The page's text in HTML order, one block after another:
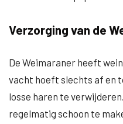
Verzorging van de
De Weimaraner heeft
vacht hoeft slechts af en
losse haren te
regelmatig schoon te